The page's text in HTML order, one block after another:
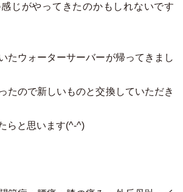
じがやってきたのかもしれないです
たウォーターサーバーが帰ってきまし
たので新しいものと交換していただき
らと思います(^-^)